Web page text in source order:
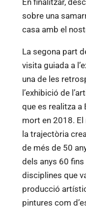
sobre una
casa amb el
La segona part
visita guiada a
una de les
l’exhibició de
que es realitza a
mort en 2018.
la trajectòria
de més de 50
dels anys 60
disciplines que
producció
pintures com